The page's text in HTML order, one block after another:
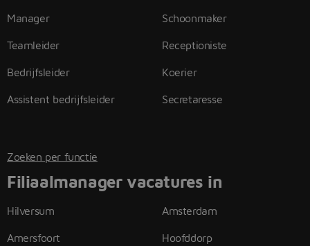
Manager
Teamleider
Bedrijfsleider
Assistent bedrijfsleider
Schoonmaker
Receptioniste
Koerier
Secretaresse
Zoeken per functie
Filiaalmanager vacatures in
Hilversum
Amersfoort
Amsterdam
Hoofddorp